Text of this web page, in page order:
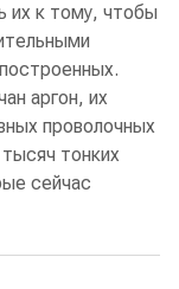
их к тому, чтобы
аргон, их
проволочных
тонких
сейчас